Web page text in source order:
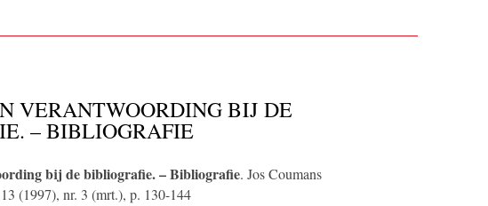
VERANTWOORDING BIJ DE
– BIBLIOGRAFIE
bij de bibliografie. – Bibliografie. Jos Coumans
(1997), nr. 3 (mrt.), p. 130-144